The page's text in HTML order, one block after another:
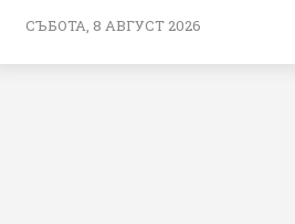
СЪБОТА, 8 АВГУСТ 2026